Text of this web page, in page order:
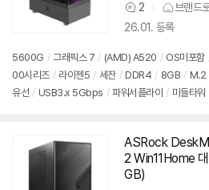
상
품
견
2
브랜드
26.01. 등록
5600G / 그래픽스 7 / (AMD) A520 / OS미포함
00시리즈 / 라이젠5 / 세잔 / DDR4 / 8GB / M.2
유선 / USB3.x 5Gbps / 파워서플라이 / 미들타워
ASRock
2 Win11Home
GB)